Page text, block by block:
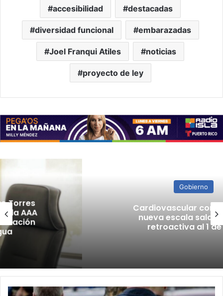
accesibilidad destacadas
diversidad funcional embarazadas
Joel Franqui Atiles noticias
proyecto de ley
Cardiovascular confirma que
nueva escala salarial sería
retroactiva al 1 de julio
FBI